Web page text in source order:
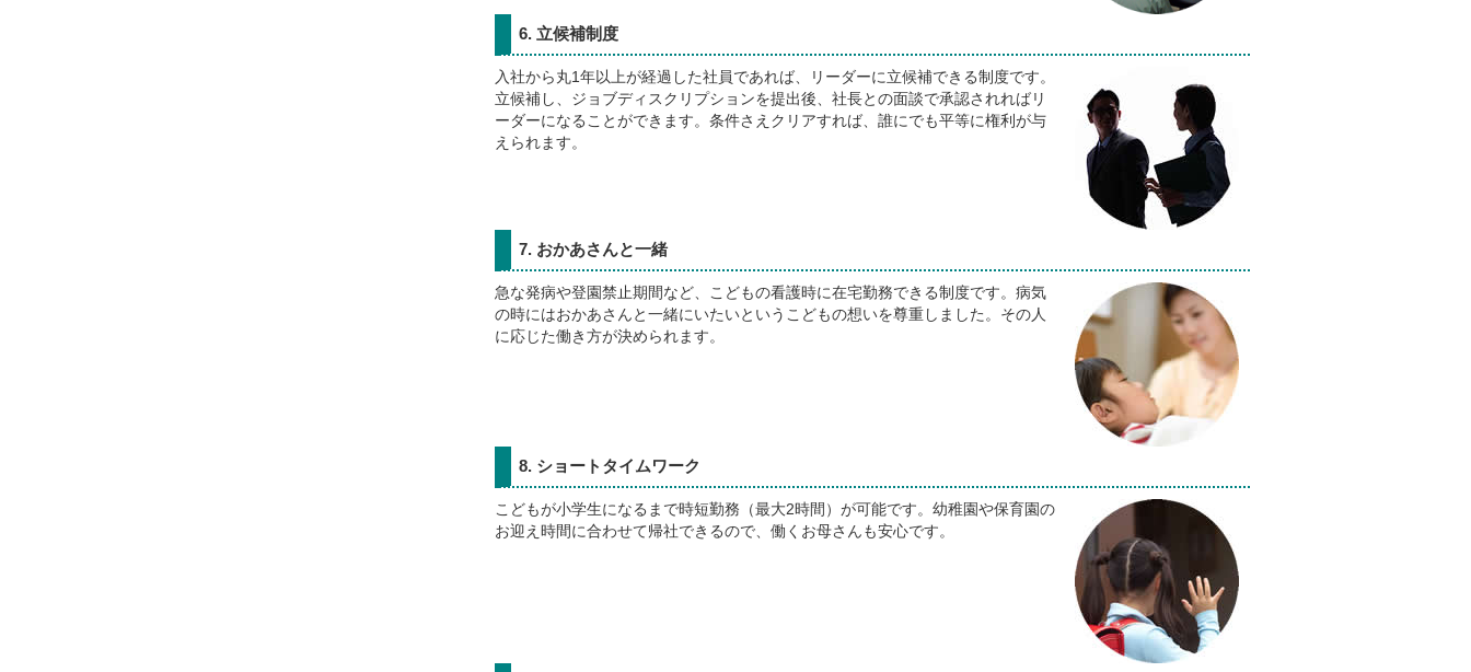
6. 立候補制度
入社から丸1年以上が経過した社員であれば、リーダーに立候補できる制度です。
立候補し、ジョブディスクリプションを提出後、社長との面談で承認されればリ
ーダーになることができます。条件さえクリアすれば、誰にでも平等に権利が与
えられます。
7. おかあさんと一緒
急な発病や登園禁止期間など、こどもの看護時に在宅勤務できる制度です。病気
の時にはおかあさんと一緒にいたいというこどもの想いを尊重しました。その人
に応じた働き方が決められます。
8. ショートタイムワーク
こどもが小学生になるまで時短勤務（最大2時間）が可能です。幼稚園や保育園の
お迎え時間に合わせて帰社できるので、働くお母さんも安心です。